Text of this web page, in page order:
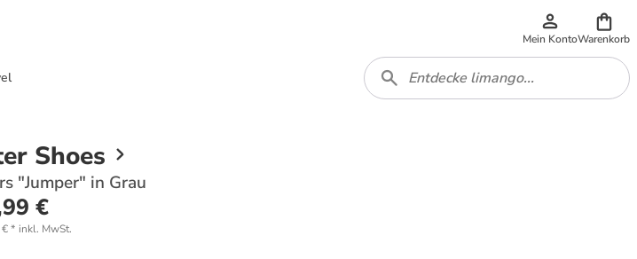
Mein KontoWarenkorb
Shoes
"Jumper" in Grau
€
* inkl. MwSt.